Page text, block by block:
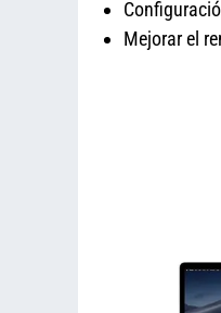
Mejorar el